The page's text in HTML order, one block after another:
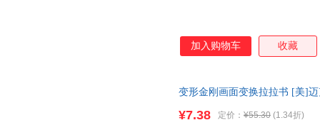
加入购物车 收藏
变形金刚画面变换拉拉书 [美]
¥7.38 定价： ¥55.30 (1.34折)